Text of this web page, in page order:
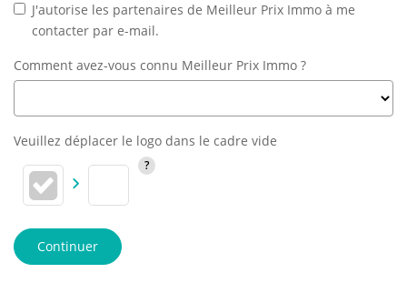
J'autorise les partenaires de Meilleur Prix Immo à me
contacter par e-mail.
Comment avez-vous connu Meilleur Prix Immo ?
Veuillez déplacer le logo dans le cadre vide
Continuer